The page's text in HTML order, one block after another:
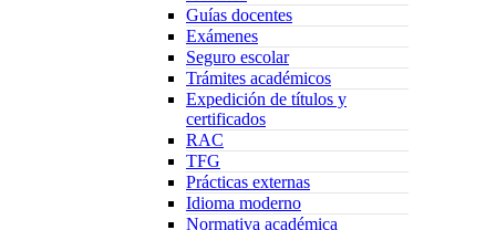
Guías docentes
Exámenes
Seguro escolar
Trámites académicos
Expedición de títulos y
certificados
RAC
TFG
Prácticas externas
Idioma moderno
Normativa académica